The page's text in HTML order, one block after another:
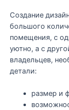
Создание
большого
помещения, с
уютно, а с
владельцев,
детали:
размер и